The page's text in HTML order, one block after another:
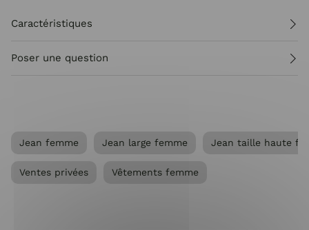
Caractéristiques
Poser une question
Jean femme Jean large femme Jean taille haute
Ventes privées Vêtements femme